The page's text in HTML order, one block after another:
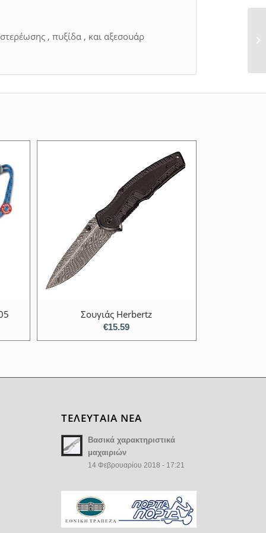
, πυξίδα , και αξεσουάρ
Σουγιάς Herbertz
€15.59
ΤΕΛΕΥΤΑΙΑ ΝΕΑ
Βασικά χαρακτηριστικά
μαχαιριών
14 Φεβρουαρίου 2018 - 17:21